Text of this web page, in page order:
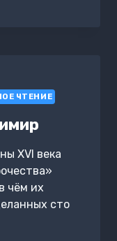
ЧТЕНИЕ
XVI века
чём их
сто